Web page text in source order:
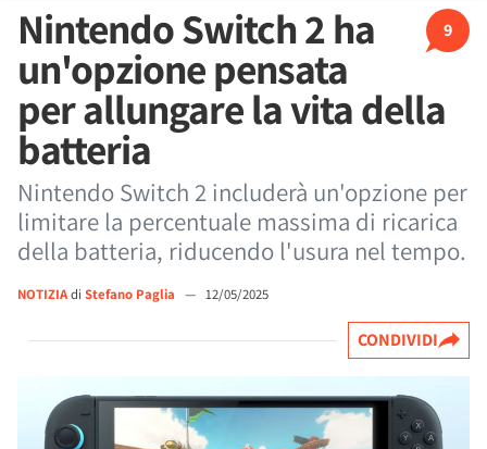
9
Nintendo Switch 2 ha
un'opzione pensata
per allungare la vita della
batteria
Nintendo Switch 2 includerà un'opzione per
limitare la percentuale massima di ricarica
della batteria, riducendo l'usura nel tempo.
NOTIZIAdi Stefano Paglia — 12/05/2025
CONDIVIDI